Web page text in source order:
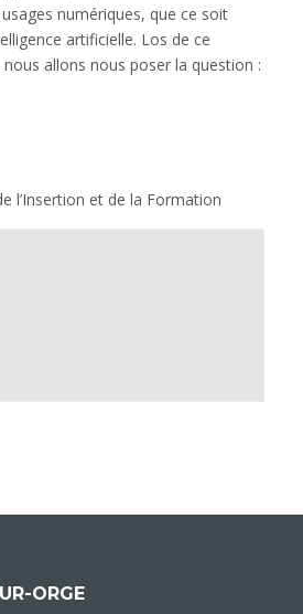
numériques, que ce soit
artificielle. Los de ce
allons nous poser la question :
l’Insertion et de la Formation
ORGE